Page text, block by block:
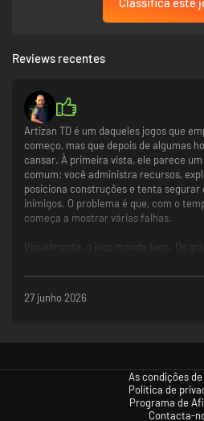
What's more, some maps will also have
You'll be able to manage a small
Reviews recentes
Artizan TD é um daqueles jogos que
começo, mas que depois de algumas
cansar. À primeira vista, ele parece um
comum: você administra recursos,
posiciona construções e tenta segurar
inimigos. O problema é que, com o
começa a mostrar várias falhas.
Visualmente, o jogo manda bem. Os
também funciona. Dá para perceber
artística e o cenário tem uma boa
entramos na jogabilidade, a coisa
bastante. Os botões de construir,
ficam muito próximos, o que faz você
destruir estruturas sem querer. Como
27 junho 2026
As condições de
Política de
Programa de
Contacta-